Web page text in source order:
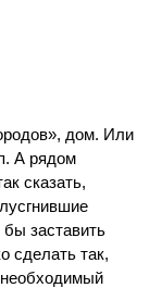
дом. Или
А рядом
сказать,
заставить
сделать так,